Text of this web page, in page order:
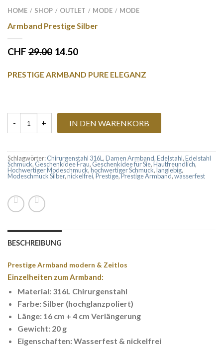
HOME / SHOP / OUTLET / MODE / MODE
Armband Prestige Silber
CHF 29.00 14.50
PRESTIGE ARMBAND PURE ELEGANZ
IN DEN WARENKORB
Schlagwörter:Chirurgenstahl 316L ,Damen Armband,Edelstahl,Edelstahl
Schmuck, Geschenkidee Frau, Geschenkidee für Sie,Hautfreundlich,
Hochwertiger Modeschmuck,hochwertiger Schmuck,langlebig,
Modeschmuck Silber,nickelfrei,Prestige,Prestige Armband,wasserfest
BESCHREIBUNG
Prestige Armband modern & Zeitlos
Einzelheiten zum Armband:
Material: 316L Chirurgenstahl
Farbe: Silber (hochglanzpoliert)
Länge: 16 cm + 4 cm Verlängerung
Gewicht: 20 g
Eigenschaften: Wasserfest & nickelfrei